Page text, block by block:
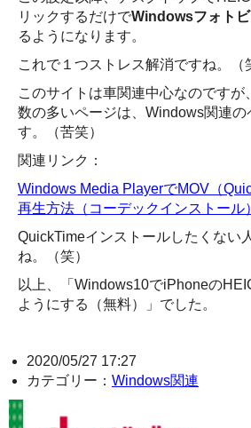
リックするだけでWindowsフォト
るようになります。
これで１つストレス解消ですね。（
このサイトは車関連中心なのですが
数の多いページは、Windows関連の
す。（苦笑）
関連リンク：
Windows Media PlayerでMOV（
再生方法（コーデックインストール）
QuickTimeインストールしたくない
ね。（笑）
以上、「Windows10でiPhoneの
ようにする（無料）」でした。
2020/05/27 17:27
カテゴリー： Windows関連